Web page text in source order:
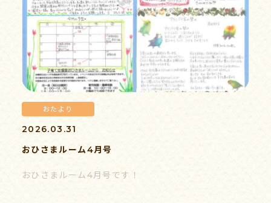
おたより
2026.03.31
おひさまルーム4月号
おひさまルーム4月号です！